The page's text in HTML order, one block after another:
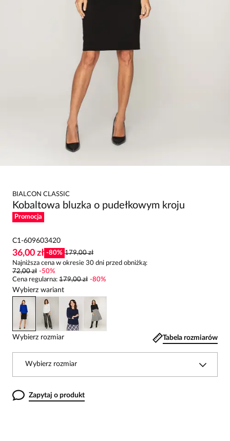
BIALCON CLASSIC
Kobaltowa bluzka o pudełkowym kroju
Promocja
C1-609603420
36,00 zł -80% 179,00 zł
Najniższa cena w okresie 30 dni przed obniżką:
72,00 zł -50%
Cena regularna: 179,00 zł -80%
Wybierz wariant
Wybierz rozmiar Tabela rozmiarów
Wybierz rozmiar
Zapytaj o produkt